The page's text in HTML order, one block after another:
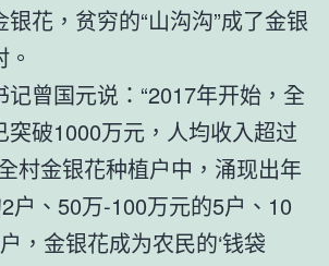
花，贫穷的“山沟沟”成了金银
记曾国元说：“2017年开始，全
突破1000万元，人均收入超过
村金银花种植户中，涌现出年
户、50万-100万元的5户、10
，金银花成为农民的‘钱袋